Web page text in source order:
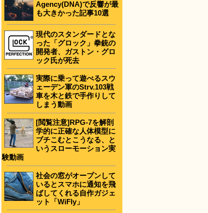
Agency(DNA)で反響が最
も大きかった記事10選
現代のスタンダードとな
った「グロック」拳銃の
開発者、ガストン・グロ
ック氏が死去
実際に乗って遊べるスウ
ェーデン軍のStrv.103戦
車を木と鉄で手作りして
しまう動画
[閲覧注意]RPG-7を解剖
学的に正確な人体模型に
ブチこむとこうなる、と
いうスローモーション実
験動画
社会の窓がオープンして
いるとスマホに通知を飛
ばしてくれる自作ガジェ
ット「WiFly」